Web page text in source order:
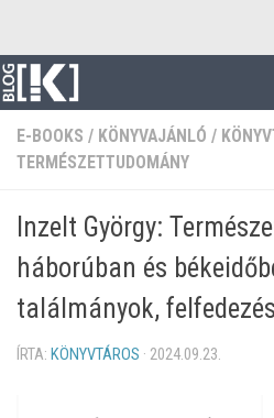
E-BOOKS / KÖNYVAJÁNLÓ /
TERMÉSZETTUDOMÁNY
Inzelt György:
háborúban és
találmányok,
ÍRTA: KÖNYVTÁROS · 2024.09.23.